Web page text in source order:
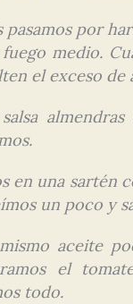
pasamos por
medio.
el exceso de
en una sartén
un poco y
aceite
el
todo.